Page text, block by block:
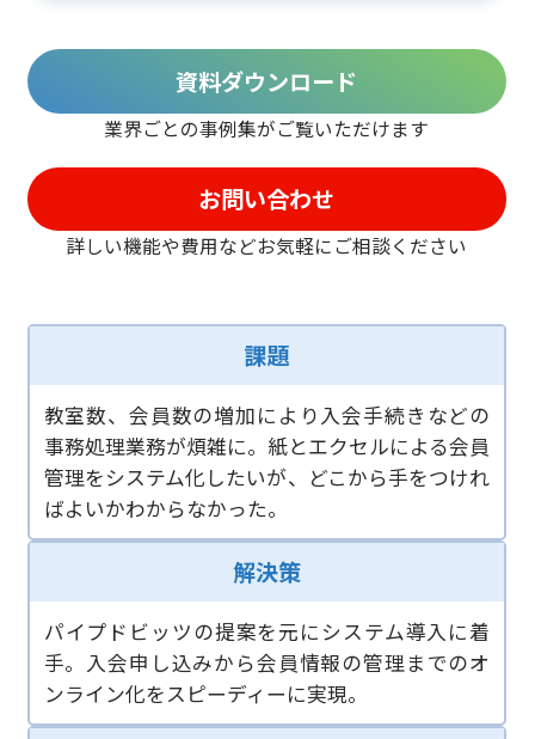
資料ダウンロード
業界ごとの事例集がご覧いただけます
お問い合わせ
詳しい機能や費用などお気軽に ご相談ください
課題
教室数、会員数の増加により入会手続きなどの
事務処理業務が煩雑に。紙とエクセルによる会員
管理をシステム化したいが、どこから手をつけれ
ばよいかわからなかった。
解決策
パイプドビッツの提案を元にシステム導入に着
手。入会申し込みから会員情報の管理までのオ
ンライン化をスピーディーに実現。